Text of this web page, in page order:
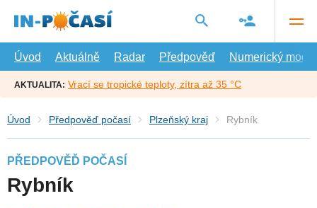
hlavní
Úvod
Aktuálně Radar Předpověď Numerický model
AKTUALITA: Vrací se tropické teploty, zítra až 35 °C
Úvod Předpověď počasí Plzeňský kraj Rybník
PŘEDPOVĚĎ POČASÍ
Rybník